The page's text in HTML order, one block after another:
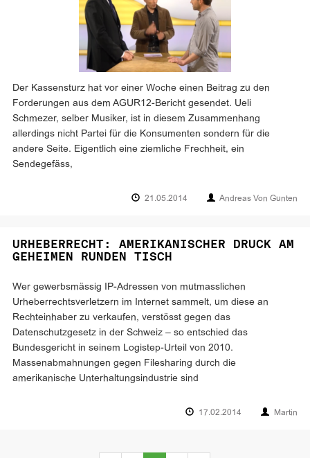
Der Kassensturz hat vor einer Woche einen Beitrag zu den
Forderungen aus dem AGUR12-Bericht gesendet. Ueli
Schmezer, selber Musiker, ist in diesem Zusammenhang
allerdings nicht Partei für die Konsumenten sondern für die
andere Seite. Eigentlich eine ziemliche Frechheit, ein
Sendegefäss,
21.05.2014 Andreas Von Gunten
URHEBERRECHT: AMERIKANISCHER DRUCK AM
GEHEIMEN RUNDEN TISCH
Wer gewerbsmässig IP-Adressen von mutmasslichen
Urheberrechtsverletzern im Internet sammelt, um diese an
Rechteinhaber zu verkaufen, verstösst gegen das
Datenschutzgesetz in der Schweiz – so entschied das
Bundesgericht in seinem Logistep-Urteil von 2010.
Massenabmahnungen gegen Filesharing durch die
amerikanische Unterhaltungsindustrie sind
17.02.2014 Martin